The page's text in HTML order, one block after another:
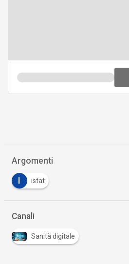
Argomenti
istat
Canali
Sanità digitale